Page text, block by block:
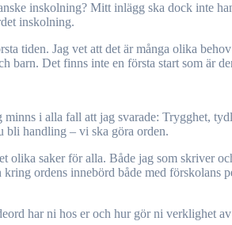
inskolning? Mitt inlägg ska dock inte
inskolning.
tiden. Jag vet att det är många olika
barn. Det finns inte en första start som är
minns i alla fall att jag svarade: Trygghet,
bli handling – vi ska göra orden.
olika saker för alla. Både jag som skriver
ordens innebörd både med förskolans
har ni hos er och hur gör ni verklighet